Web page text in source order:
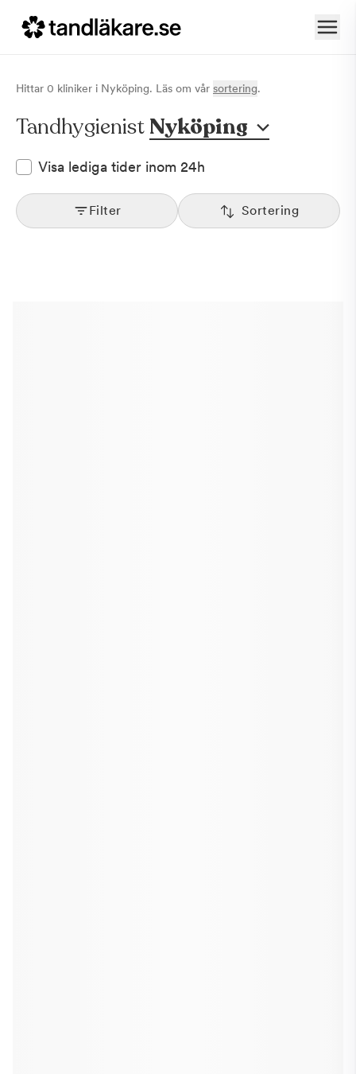
Hittar 0 kliniker i Nyköping. Läs om vår sortering.
Tandhygienist Nyköping
Visa lediga tider inom 24h
Filter Sortering